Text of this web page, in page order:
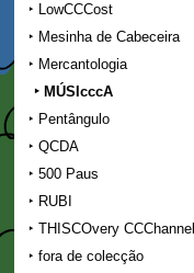
LowCCCost
Mesinha de Cabeceira
Mercantologia
MÚSIcccA
Pentângulo
QCDA
500 Paus
RUBI
THISCOvery CCChannel
fora de colecção